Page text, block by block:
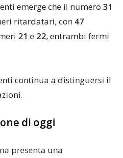
emerge che il numero 31
ritardatari, con 47
21 e 22, entrambi fermi
continua a distinguersi il
di oggi
presenta una